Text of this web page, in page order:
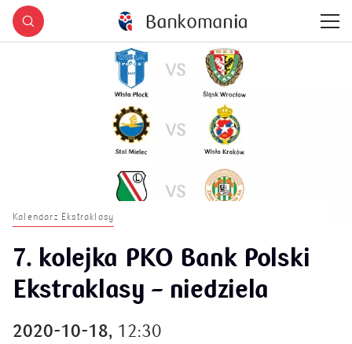
Kalendarz Ekstraklasy
7. kolejka PKO Bank Polski
Ekstraklasy – niedziela
2020-10-18, 12:30